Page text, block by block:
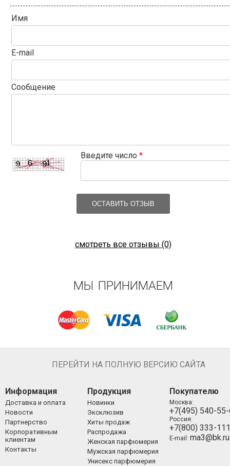
Имя
E-mail
Сообщение
Введите число *
ОСТАВИТЬ ОТЗЫВ
смотреть все отзывы (0)
МЫ ПРИНИМАЕМ
ПЕРЕЙТИ НА ПОЛНУЮ ВЕРСИЮ САЙТА
Информация
Доставка и оплата
Новости
Партнерство
Корпоративным
клиентам
Контакты
Продукция
Новинки
Эксклюзив
Хиты продаж
Распродажа
Женская парфюмерия
Мужская парфюмерия
Унисекс парфюмерия
Покупателю
Москва:
+7(495) 540-
Россия:
+7(800) 333-
E-mail: ma3@bk.ru